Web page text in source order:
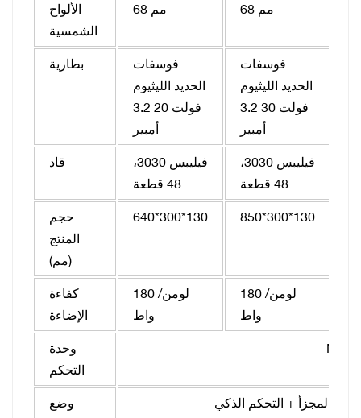
الألواح
الشمسية
68 مم
68 مم
بطارية
فوسفات
الحديد الليثيوم
3.2 فولت 20
أمبير
فوسفات
الحديد الليثيوم
3.2 فولت 30
أمبير
قاد
فيليبس 3030،
48 قطعة
فيليبس 3030،
48 قطعة
حجم
المنتج
(مم)
640*300*130 850*300*130
كفاءة
الإضاءة
180 لومن/
واط
180 لومن/
واط
وحدة
التحكم
وضع
المجزأ + التحكم الذكي